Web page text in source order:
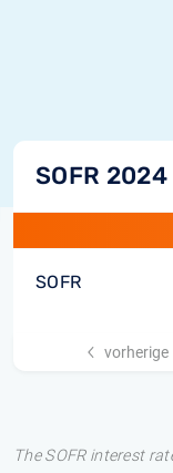
SOFR 2024
SOFR
vorherige
The SOFR interest